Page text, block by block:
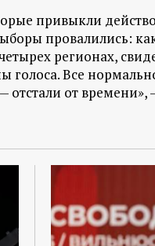
привыкли
провалились:
регионах,
голоса. Все
отстали от